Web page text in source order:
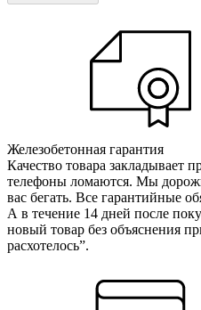
Железобетонная гарантия
Качество товара закладывает
телефоны ломаются. Мы
вас бегать. Все гарантийные
А в течение 14 дней после
новый товар без объяснения
расхотелось”.